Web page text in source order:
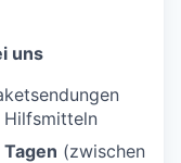
uns
(zwischen